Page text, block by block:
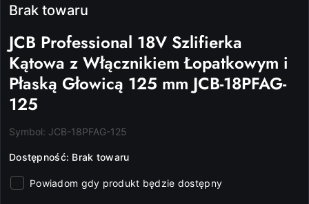
Brak towaru
JCB Professional 18V Szlifierka
Kątowa z Włącznikiem Łopatkowym i
Płaską Głowicą 125 mm JCB-18PFAG-
125
Symbol: JCB-18PFAG-125
Dostępność: Brak towaru
Powiadom gdy produkt będzie dostępny